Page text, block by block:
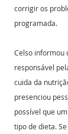
corrigir os
programada.
Celso informou
responsável
cuida da
presenciou
possível que
tipo de dieta.